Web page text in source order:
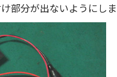
部分が出ないようにしま